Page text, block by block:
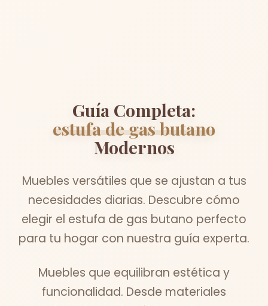
Guía Completa:
estufa de gas butano
Modernos
Muebles versátiles que se ajustan a tus
necesidades diarias. Descubre cómo
elegir el estufa de gas butano perfecto
para tu hogar con nuestra guía experta.
Muebles que equilibran estética y
funcionalidad. Desde materiales